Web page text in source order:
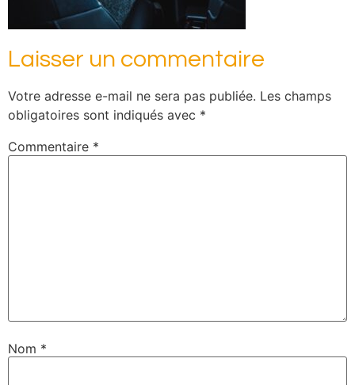
Laisser un commentaire
Votre adresse e-mail ne sera pas publiée. Les champs
obligatoires sont indiqués avec *
Commentaire *
Nom *